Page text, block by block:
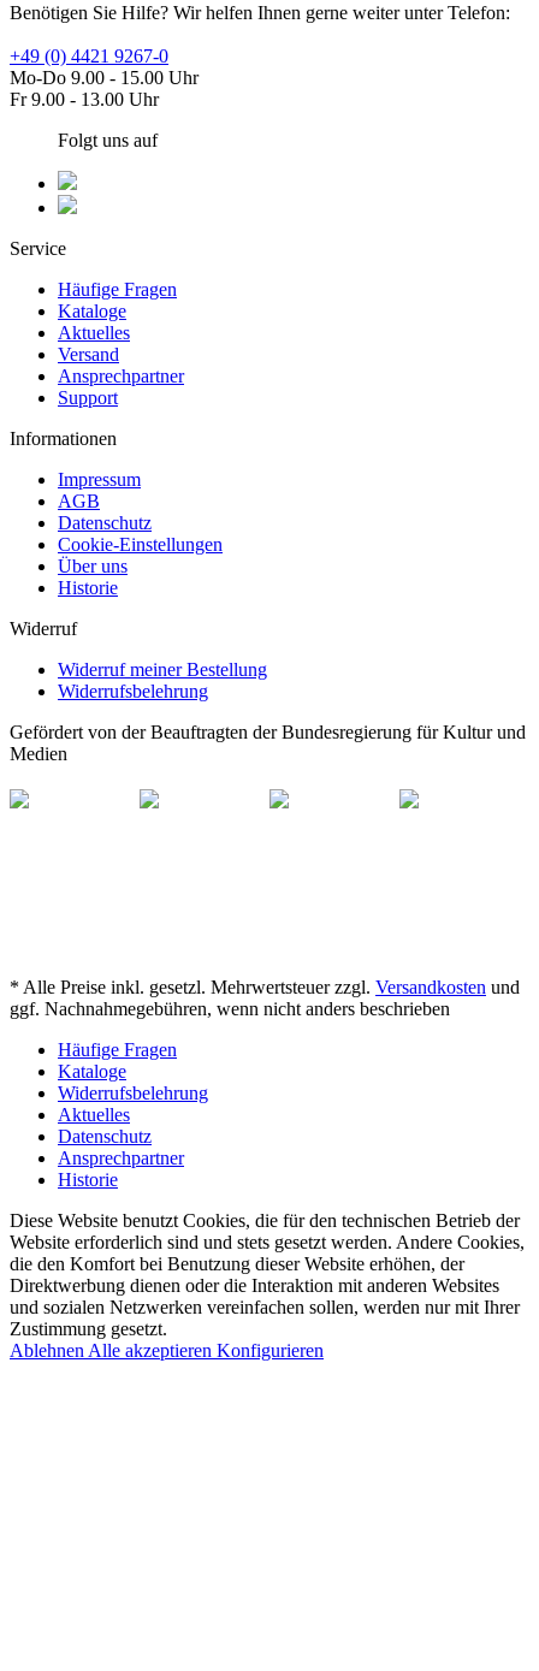
Benötigen Sie Hilfe? Wir helfen Ihnen gerne weiter unter Telefon:
+49 (0) 4421 9267-0
Mo-Do 9.00 - 15.00 Uhr
Fr 9.00 - 13.00 Uhr
Folgt uns auf
Service
Häufige Fragen
Kataloge
Aktuelles
Versand
Ansprechpartner
Support
Informationen
Impressum
AGB
Datenschutz
Cookie-Einstellungen
Über uns
Historie
Widerruf
Widerruf meiner Bestellung
Widerrufsbelehrung
Gefördert von der Beauftragten der Bundesregierung für Kultur und
Medien
* Alle Preise inkl. gesetzl. Mehrwertsteuer zzgl. Versandkosten und
ggf. Nachnahmegebühren, wenn nicht anders beschrieben
Häufige Fragen
Kataloge
Widerrufsbelehrung
Aktuelles
Datenschutz
Ansprechpartner
Historie
Diese Website benutzt Cookies, die für den technischen Betrieb der
Website erforderlich sind und stets gesetzt werden. Andere Cookies,
die den Komfort bei Benutzung dieser Website erhöhen, der
Direktwerbung dienen oder die Interaktion mit anderen Websites
und sozialen Netzwerken vereinfachen sollen, werden nur mit Ihrer
Zustimmung gesetzt.
Ablehnen Alle akzeptieren Konfigurieren